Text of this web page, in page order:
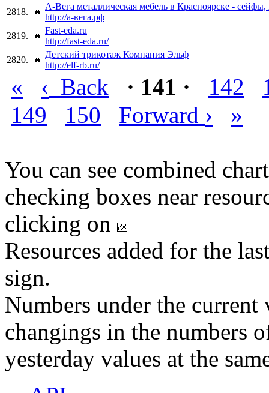
2818.
А-Вега металлическая мебель в Красноярске -
http://а-вега.рф
2819.
Fast-eda.ru
http://fast-eda.ru/
2820.
Детский трикотаж Компания Эльф
http://elf-rb.ru/
« ‹ Back · 141 · 142
149
150 Forward › »
You can see combined
checking boxes near
clicking on
Resources added for the
sign.
Numbers under the
changings in the numbers
yesterday values at the